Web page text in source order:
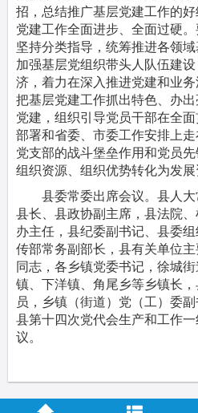
招，总结推广基层党建工作的
党建工作全面进步、全面过硬
坚持分类指导，统筹推进各领
加强基层党组织带头人队伍建
济，着力在深入推进党建和业
把基层党建工作抓出特色、办
党建，组织引导党员干部在全
部署和省委、市委工作安排上
党支部的战斗堡垒作用和党员
组织资源、组织优势转化为发展
县委常委出席会议。县人大
县长、县政协副主席，县法院
办主任，县纪委副书记、县委
传部常务副部长，县有关单位
同志，各乡镇党委书记，徐城
镇、下洋镇、角尾乡等乡镇长
员，乡镇（街道）党（工）委
县第十四次党代会生产和工作
议。